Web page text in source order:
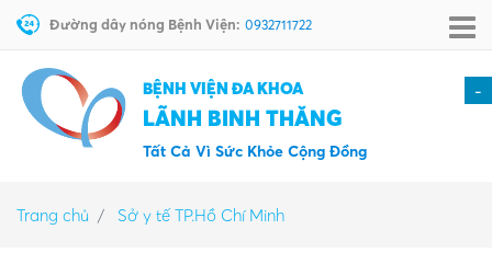
Đường dây nóng Bệnh Viện: 0932711722
BỆNH VIỆN ĐA KHOA
LÃNH BINH THĂNG
Tất Cả Vì Sức Khỏe Cộng Đồng
Trang chủ Sở y tế TP.Hồ Chí Minh
-